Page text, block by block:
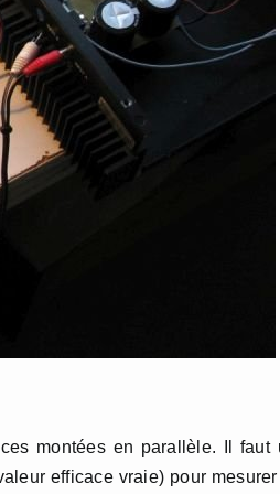
montées en parallèle. Il faut
efficace vraie) pour